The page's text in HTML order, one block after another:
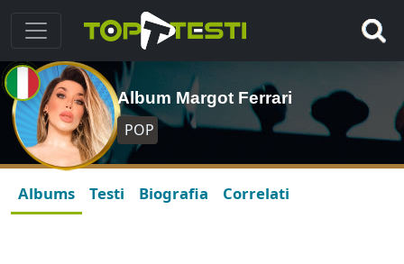
Album Margot Ferrari
POP
Albums Testi Biografia Correlati